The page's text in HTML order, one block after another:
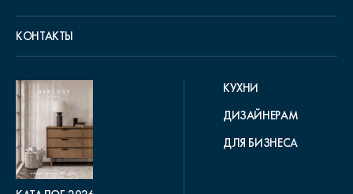
КОНТАКТЫ
КУХНИ
ДИЗАЙНЕРАМ
ДЛЯ БИЗНЕСА